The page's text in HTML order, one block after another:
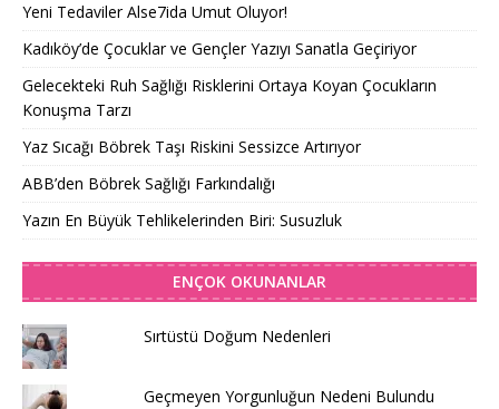
Yeni Tedaviler Alse7ida Umut Oluyor!
Kadıköy’de Çocuklar ve Gençler Yazıyı Sanatla Geçiriyor
Gelecekteki Ruh Sağlığı Risklerini Ortaya Koyan Çocukların
Konuşma Tarzı
Yaz Sıcağı Böbrek Taşı Riskini Sessizce Artırıyor
ABB’den Böbrek Sağlığı Farkındalığı
Yazın En Büyük Tehlikelerinden Biri: Susuzluk
ENÇOK OKUNANLAR
Sırtüstü Doğum Nedenleri
Geçmeyen Yorgunluğun Nedeni Bulundu